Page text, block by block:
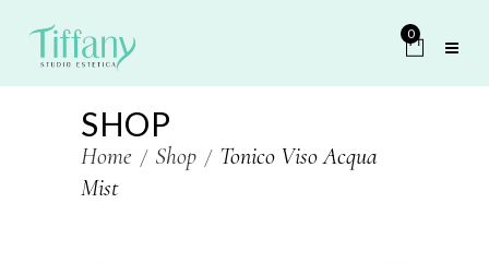
0
SHOP
Home Shop
Tonico Viso Acqua
Mist